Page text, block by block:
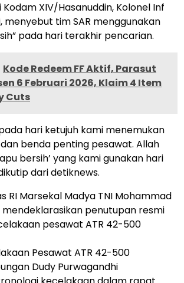
XIV/Hasanuddin, Kolonel Inf
menyebut tim SAR menggunakan
pada hari terakhir pencarian.
Kode Redeem FF Aktif, Parasut
6 Februari 2026, Klaim 4 Item
Cuts
hari ketujuh kami menemukan
benda penting pesawat. Allah
bersih’ yang kami gunakan hari
dari detiknews.
RI Marsekal Madya TNI Mohammad
mendeklarasikan penutupan resmi
pesawat ATR 42-500
Pesawat ATR 42-500
Dudy Purwagandhi